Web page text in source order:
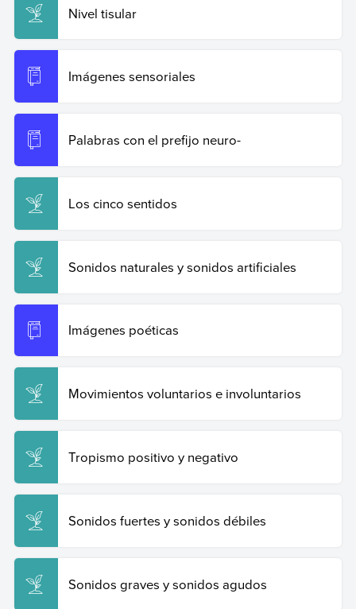
Nivel tisular
Imágenes sensoriales
Palabras con el prefijo neuro-
Los cinco sentidos
Sonidos naturales y sonidos artificiales
Imágenes poéticas
Movimientos voluntarios e involuntarios
Tropismo positivo y negativo
Sonidos fuertes y sonidos débiles
Sonidos graves y sonidos agudos